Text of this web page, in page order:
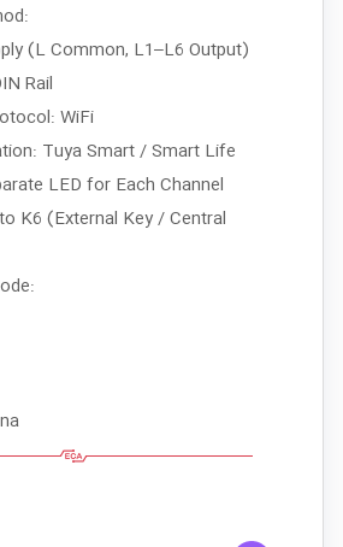
(L Common, L1–L6 Output)
Rail
WiFi
Tuya Smart / Smart Life
LED for Each Channel
K6 (External Key / Central